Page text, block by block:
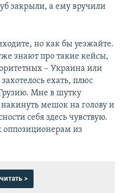
закрыли, а ему вручили
но как бы уезжайте.
знают про такие кейсы,
– Украина или
ехать, плюс
Мне в шутку
мешок на голову и
себя здесь чувствую.
оппозиционерам из
читать >